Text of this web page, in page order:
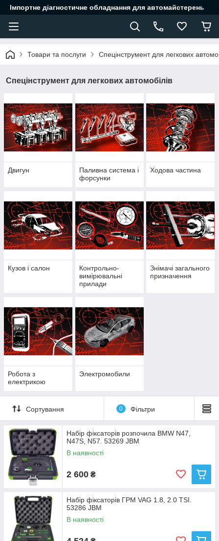
Імпортне діагностичне обладнання для автомайстерень
Товари та послуги Спецінструмент для легкових
Спецінструмент для легкових автомобілів
Двигун
Паливна система і
форсунки
Ходова частина
Кузов і салон
Контрольно-
вимірювальні
прилади
Знімачі загального
призначення
Робота з
електрикою
Электромобили
Сортування 0 Фільтри
Набір фіксаторів розпочила BMW N47,
N47S, N57. 53269 JBM
В наявності
2 600 ₴
Набір фіксаторів ГРМ VAG 1.8, 2.0 TSI.
53286 JBM
В наявності